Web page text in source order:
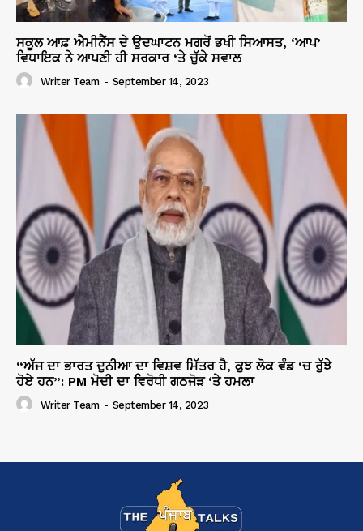
ਸਕੂਲ ਆਫ਼ ਐਮੀਨੈਂਸ ਦੇ ਉਦਘਾਟਨ ਮਗਰੋਂ ਭਖੀ ਸਿਆਸਤ, ‘ਆਪ’
ਵਿਧਾਇਕ ਨੇ ਆਪਣੀ ਹੀ ਸਰਕਾਰ ‘ਤੇ ਚੁੱਕੇ ਸਵਾਲ
Writer Team - September 14, 2023
“ਅੱਜ ਦਾ ਭਾਰਤ ਦੁਨੀਆ ਦਾ ਵਿਸ਼ਵ ਮਿੱਤਰ ਹੈ, ਕੁਝ ਲੋਕ ਵੰਡ ‘ਚ ਰੁੱਝੇ
ਹੋਏ ਹਨ”: PM ਮੋਦੀ ਦਾ ਵਿਰੋਧੀ ਗਠਜੋੜ ‘ਤੇ ਹਮਲਾ
Writer Team - September 14, 2023